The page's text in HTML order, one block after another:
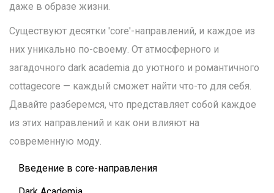
даже в образе жизни.
Существуют десятки 'core'-направлений, и каждое из
них уникально по-своему. От атмосферного и
загадочного dark academia до уютного и романтичного
cottagecore — каждый сможет найти что-то для себя.
Давайте разберемся, что представляет собой каждое
из этих направлений и как они влияют на
современную моду.
Введение в core-направления